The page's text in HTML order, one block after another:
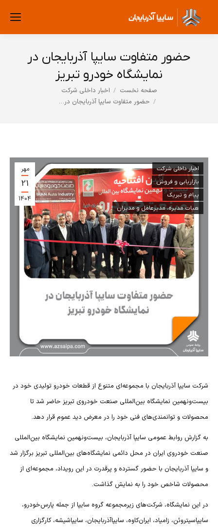
حضور متفاوت سایپا آذربایجان در
نمایشگاه خودرو تبریز
صفحه نخست
اخبار داخلی شرکت
حضور متفاوت سایپا آذربایجان در…
مهر
21
1404
اخبار داخلی شرکت
بازاریابی و فروش
پیام و تبریک
هیات مدیره، مدیرعامل و مدیران
شرکت سایپا آذربایجان با مجموعه‌ای متنوع از قطعات خودرو تولیدی خود در
بیست‌ونهمین نمایشگاه بین‌المللی صنعت خودروی تبریز حاضر شد تا
محصولات و توانمندی‌های فنی خود را در معرض دید عموم قرار دهد.
به گزارش روابط عمومی سایپا آذربایجان، بیست‌ونهمین نمایشگاه بین‌المللی
صنعت خودروی ایران در محل دائمی نمایشگاه‌های بین‌المللی تبریز برگزار شد
و سایپا آذربایجان با حضور گسترده و پرقدرت در این رویداد، مجموعه‌ای از
محصولات شاخص خود را به نمایش گذاشت.
در این نمایشگاه، شرکت‌های زیرمجموعه گروه سایپا از جمله پارس‌خودرو،
سایپاسیتروئن، زامیاد، ایران‌کاوه، سایپاآذربایجان، سایپاشیشه، کارگزاری